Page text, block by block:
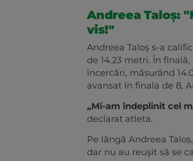
Andreea Taloș:
vis!"
Andreea Taloş s-a
de 14.23 metri. În
încercări, măsurând
avansat în finala de 8,
„Mi-am îndeplinit cel
declarat atleta.
Pe lângă Andreea
dar nu au reușit să se